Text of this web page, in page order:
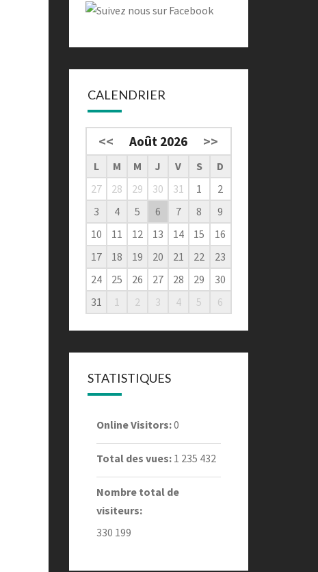
CALENDRIER
<< Août 2026 >>
L M M J V S
D
27
28 29 30 31 1
2
3
4 5 6 7 8
9
10
11 12 13 14 15
16
17
18 19 20 21 22
23
24
25 26 27 28 29
30
31
1 2 3 4 5 6
STATISTIQUES
Online Visitors:0
Total des vues: 1 235 432
Nombre total de
visiteurs:
330 199